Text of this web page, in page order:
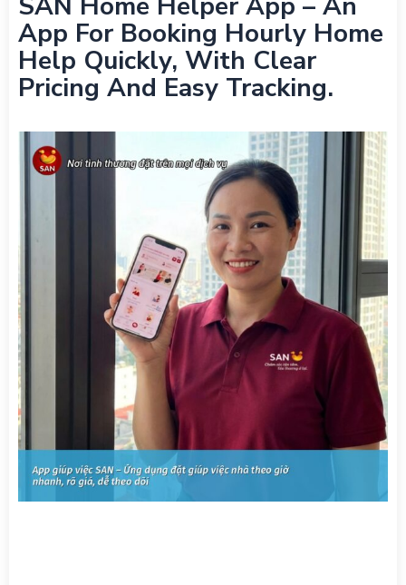
App For Booking Hourly Home
Help Quickly, With Clear
Pricing And Easy Tracking.